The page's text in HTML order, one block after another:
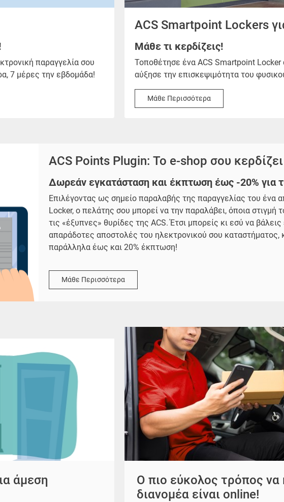
παραγγελία σου
7 μέρες την εβδομάδα!
ACS Smartpoint Lockers
Μάθε τι κερδίζεις!
Τοποθέτησε ένα ACS Smartpoint Locker
αύξησε την επισκεψιμότητα του
Μάθε Περισσότερα
ACS Points Plugin: Το e-shop σου
Δωρεάν εγκατάσταση και έκπτωση έως -20% για
Επιλέγοντας ως σημείο παραλαβής της παραγγελίας του ένα
Locker, ο πελάτης σου μπορεί να την παραλάβει, όποια στιγμή
τις «έξυπνες» θυρίδες της ACS. Έτσι μπορείς κι εσύ να
απαράδοτες αποστολές του ηλεκτρονικού σου καταστήματος,
παράλληλα έως και 20% έκπτωση!
Μάθε Περισσότερα
άμεση
Ο πιο εύκολος τρόπος να
διανομέα είναι online!